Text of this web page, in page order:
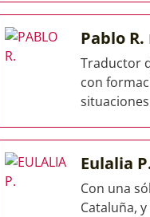
Pablo R.
Traductor
con
Eulalia
Con una
Cataluña,